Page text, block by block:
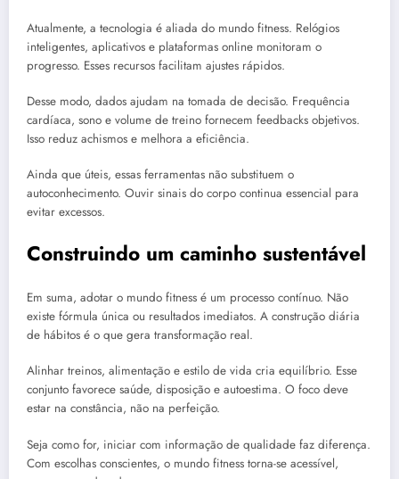
Atualmente, a tecnologia é aliada do mundo fitness. Relógios
inteligentes, aplicativos e plataformas online monitoram o
progresso. Esses recursos facilitam ajustes rápidos.
Desse modo, dados ajudam na tomada de decisão. Frequência
cardíaca, sono e volume de treino fornecem feedbacks objetivos.
Isso reduz achismos e melhora a eficiência.
Ainda que úteis, essas ferramentas não substituem o
autoconhecimento. Ouvir sinais do corpo continua essencial para
evitar excessos.
Construindo um caminho sustentável
Em suma, adotar o mundo fitness é um processo contínuo. Não
existe fórmula única ou resultados imediatos. A construção diária
de hábitos é o que gera transformação real.
Alinhar treinos, alimentação e estilo de vida cria equilíbrio. Esse
conjunto favorece saúde, disposição e autoestima. O foco deve
estar na constância, não na perfeição.
Seja como for, iniciar com informação de qualidade faz diferença.
Com escolhas conscientes, o mundo fitness torna-se acessível,